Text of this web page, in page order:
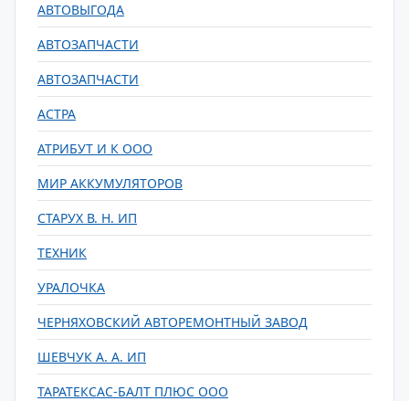
АВТОВЫГОДА
АВТОЗАПЧАСТИ
АВТОЗАПЧАСТИ
АСТРА
АТРИБУТ И К ООО
МИР АККУМУЛЯТОРОВ
СТАРУХ В. Н. ИП
ТЕХНИК
УРАЛОЧКА
ЧЕРНЯХОВСКИЙ АВТОРЕМОНТНЫЙ ЗАВОД
ШЕВЧУК А. А. ИП
ТАРАТЕКСАС-БАЛТ ПЛЮС ООО